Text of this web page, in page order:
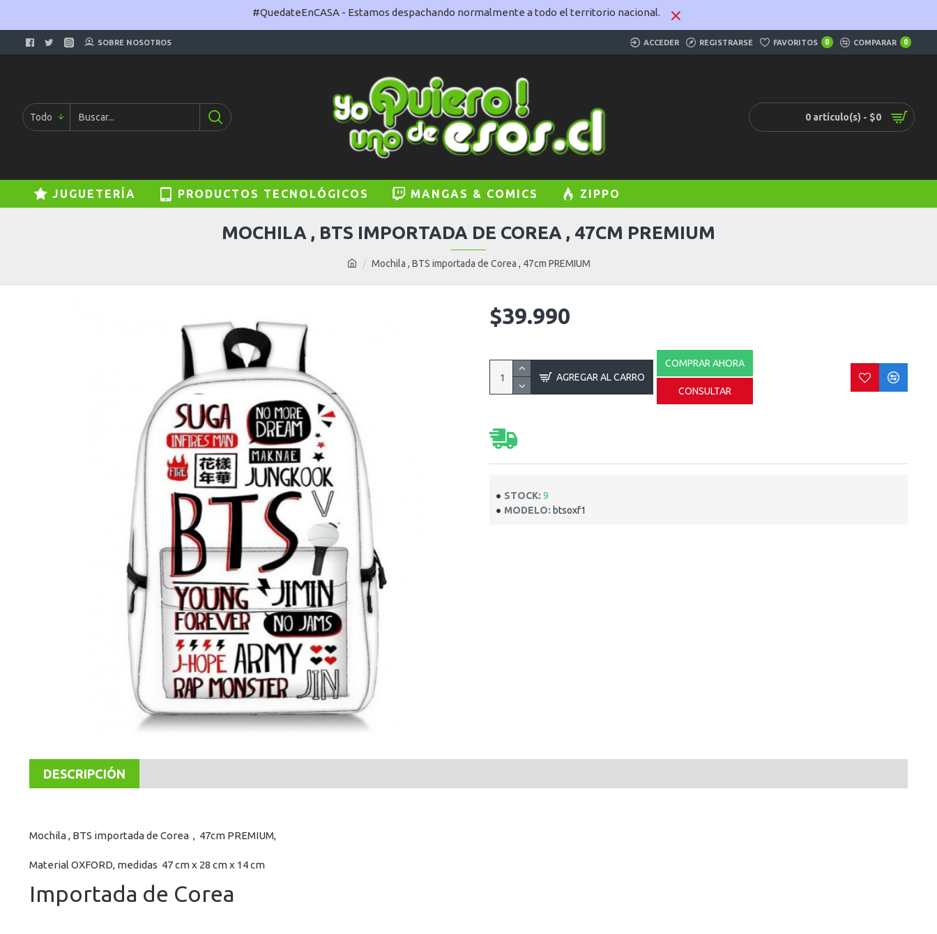
#QuedateEnCASA - Estamos despachando normalmente a todo el territorio nacional.
SOBRE NOSOTROS ACCEDER REGISTRARSE FAVORITOS 0 COMPARAR 0
Todo 0 artículo(s) - $0
JUGUETERÍA PRODUCTOS TECNOLÓGICOS MANGAS & COMICS ZIPPO
Mochila , BTS importada de Corea , 47cm PREMIUM
MOCHILA , BTS IMPORTADA DE COREA , 47CM PREMIUM
STOCK: 9
MODELO: btsoxf1
$39.990
AGREGAR AL CARRO
COMPRAR AHORA
CONSULTAR
DESCRIPCIÓN
Mochila , BTS importada de Corea , 47cm PREMIUM,
Material OXFORD, medidas 47 cm x 28 cm x 14 cm
Importada de Corea